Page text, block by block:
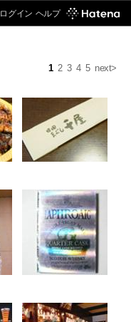
ログイン ヘルプ
1 2 3 4 5 next>